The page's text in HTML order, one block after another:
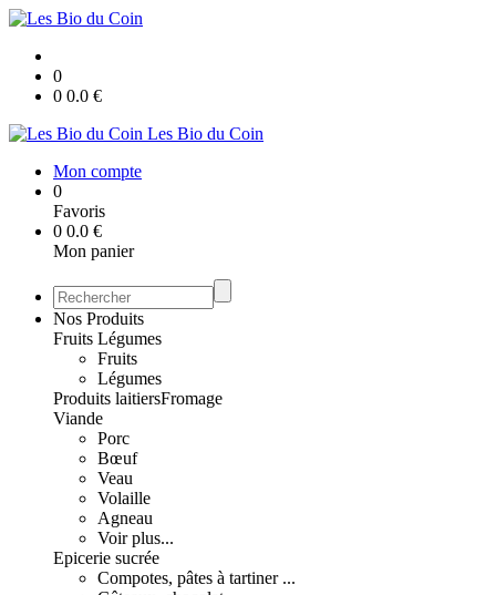
0
0 0.0 €
Les Bio du Coin
Mon compte
0
Favoris
0 0.0 €
Mon panier
Nos Produits
Fruits Légumes
Fruits
Légumes
Produits laitiersFromage
Viande
Porc
Bœuf
Veau
Volaille
Agneau
Voir plus...
Epicerie sucrée
Compotes, pâtes à tartiner ...